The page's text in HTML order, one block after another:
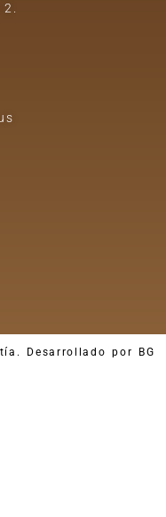
Desarrollado por BG